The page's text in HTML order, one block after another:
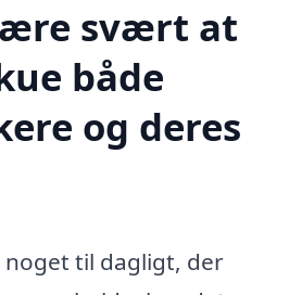
svært at
både
og deres
til dagligt, der